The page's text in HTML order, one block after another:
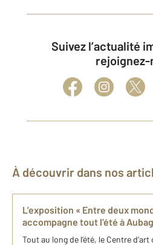
Suivez l’actualité immobilière et
rejoignez-
À découvrir dans nos
L’exposition « Entre deux
accompagne tout l’été à
Tout au long de l’été, le Centre